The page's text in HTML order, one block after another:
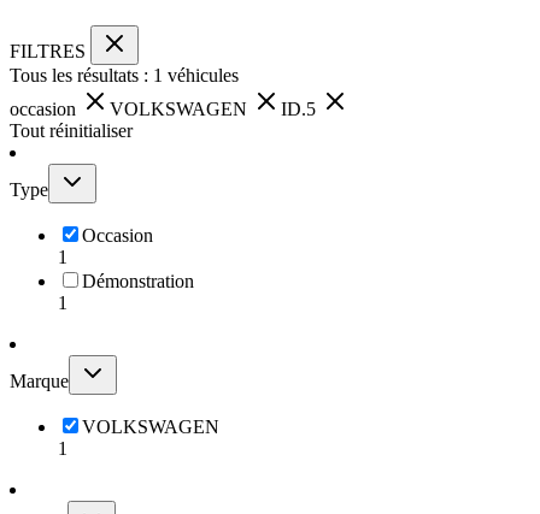
FILTRES
Tous les résultats : 1 véhicules
occasion
VOLKSWAGEN
ID.5
Tout réinitialiser
Type
Occasion
1
Démonstration
1
Marque
VOLKSWAGEN
1